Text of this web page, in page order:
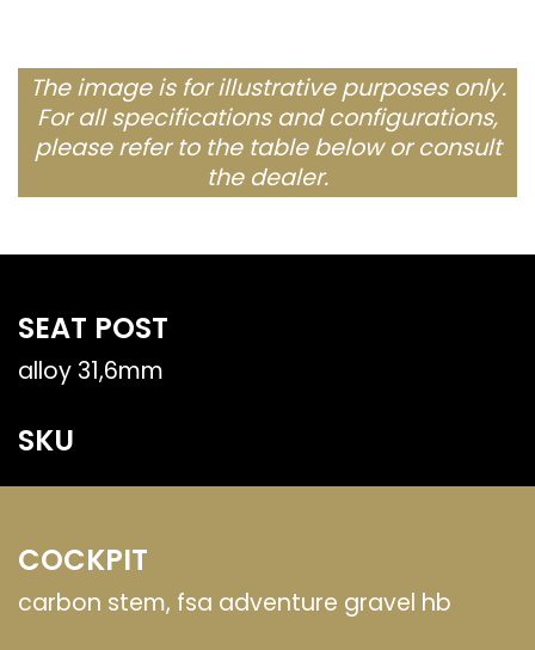
The image is for illustrative purposes only.
For all specifications and configurations,
please refer to the table below or consult
the dealer.
COCKPIT
carbon stem, fsa adventure gravel hb
SEAT POST
alloy 31,6mm
SKU